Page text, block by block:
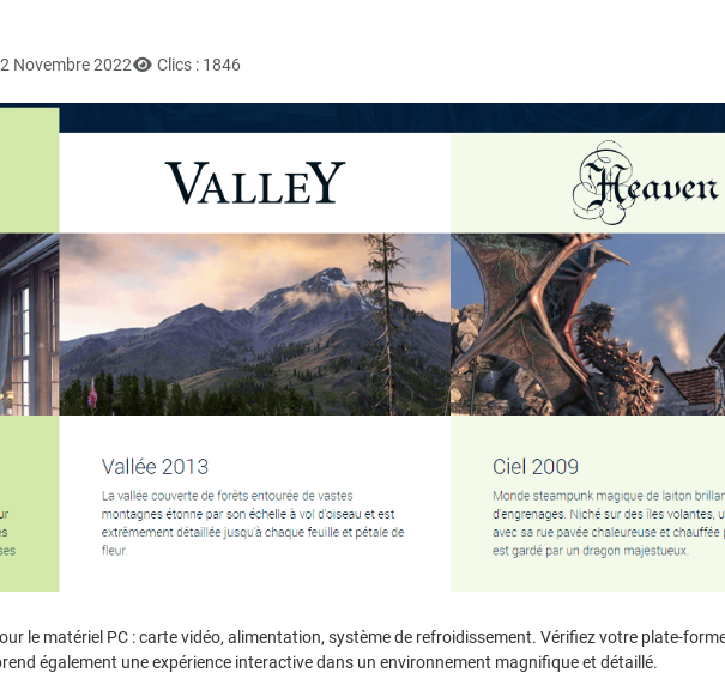
Novembre 2022 Clics : 1846
le matériel PC : carte vidéo, alimentation, système de refroidissement. Vérifiez votre plate-
également une expérience interactive dans un environnement magnifique et détaillé.